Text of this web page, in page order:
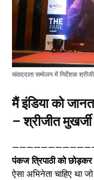
संवाददाता सम्मेलन में निर्देशक
मैं इंडिया को
– श्रीजीत मुखर्जी
पंकज त्रिपाठी को
ऐसा अभिनेता चाहिए था